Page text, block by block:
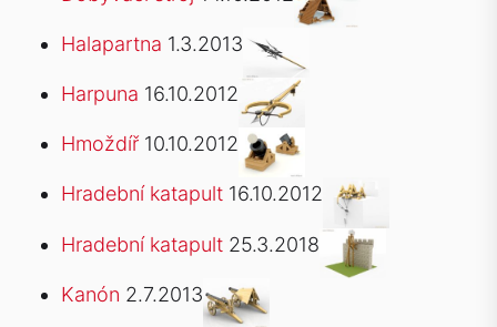
Halapartna 1.3.2013
Harpuna 16.10.2012
Hmoždíř10.10.2012
Hradební katapult 16.10.2012
Hradební katapult 25.3.2018
Kanón 2.7.2013